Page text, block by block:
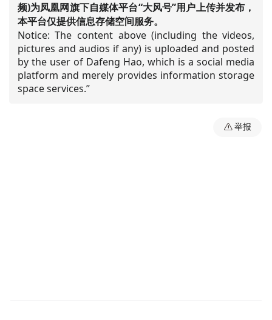
频)为凤凰网旗下自媒体平台“大风号”用户上传并发布，
本平台仅提供信息存储空间服务。
Notice: The content above (including the videos,
pictures and audios if any) is uploaded and posted
by the user of Dafeng Hao, which is a social media
platform and merely provides information storage
space services.”
举报